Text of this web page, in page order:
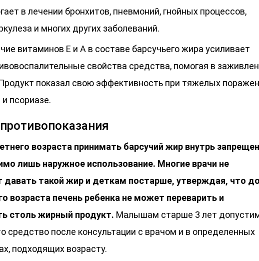
в лечении бронхитов, пневмоний, гнойных процессов,
и многих других заболеваний.
витаминов Е и А в составе барсучьего жира усиливает
свойства средства, помогая в
показал свою эффективность при тяжелых
псориазе.
возраста принимать барсучий жир внутрь
лишь наружное использование. Многие врачи не
давать такой жир и деткам постарше, утверждая, что
возраста печень ребенка не может переварить и
столь жирный продукт. Малышам старше 3 лет
средство после консультации с врачом и в определенных
подходящих возрасту.